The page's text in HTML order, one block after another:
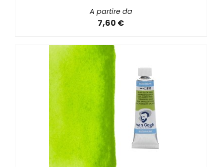
A partire da
7,60 €